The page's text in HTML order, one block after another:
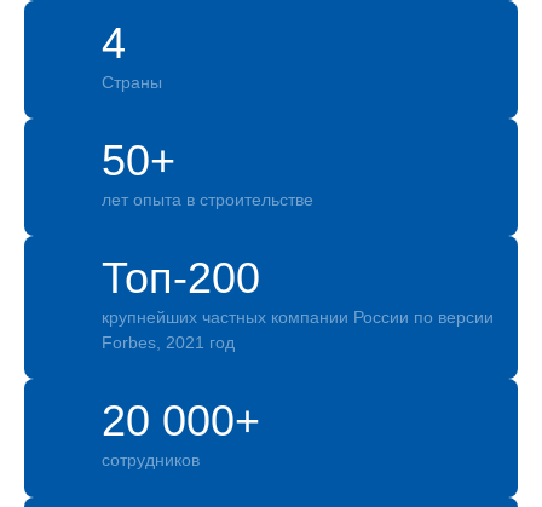
20 000+
сотрудников
50+
лет опыта в строительстве
Топ-200
крупнейших частных компании России по версии
Forbes, 2021 год
4
Страны